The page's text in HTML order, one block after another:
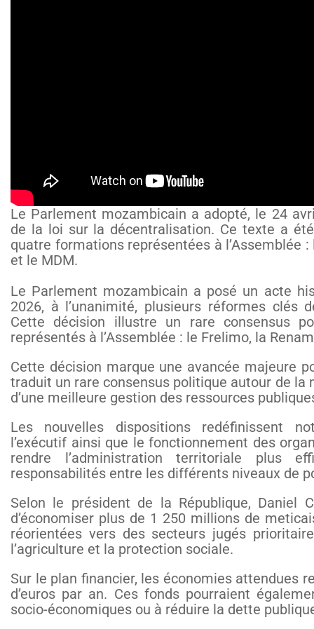
Le Parlement mozambicain a adopté, le 24
de la loi sur la décentralisation. Ce texte a
quatre formations représentées à l’Assemblée
et le MDM.
Le Parlement mozambicain a posé un acte
2026, à l’unanimité, plusieurs réformes clés
Cette décision illustre un rare consensus
représentés à l’Assemblée : le Frelimo, la
Cette décision marque une avancée majeure
traduit un rare consensus politique autour de
d’une meilleure gestion des ressources
Les nouvelles dispositions redéfinissent
l’exécutif ainsi que le fonctionnement des
rendre l’administration territoriale plus
responsabilités entre les différents niveaux de
Selon le président de la République, Daniel
d’économiser plus de 1 250 millions de
réorientées vers des secteurs jugés
l’agriculture et la protection sociale.
Sur le plan financier, les économies attendues
d’euros par an. Ces fonds pourraient
socio-économiques ou à réduire la dette